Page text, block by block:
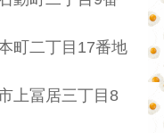
町二丁目17番地
上冨居三丁目8